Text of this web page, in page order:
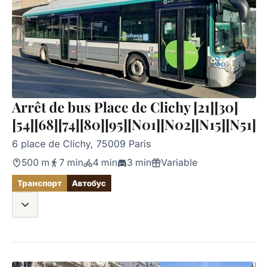
Arrêt de bus Place de Clichy [21][30]
[54][68][74][80][95][N01][N02][N15][N51]
6 place de Clichy, 75009 Paris
500 m 7 min 4 min 3 min Variable
Транспорт Автобус